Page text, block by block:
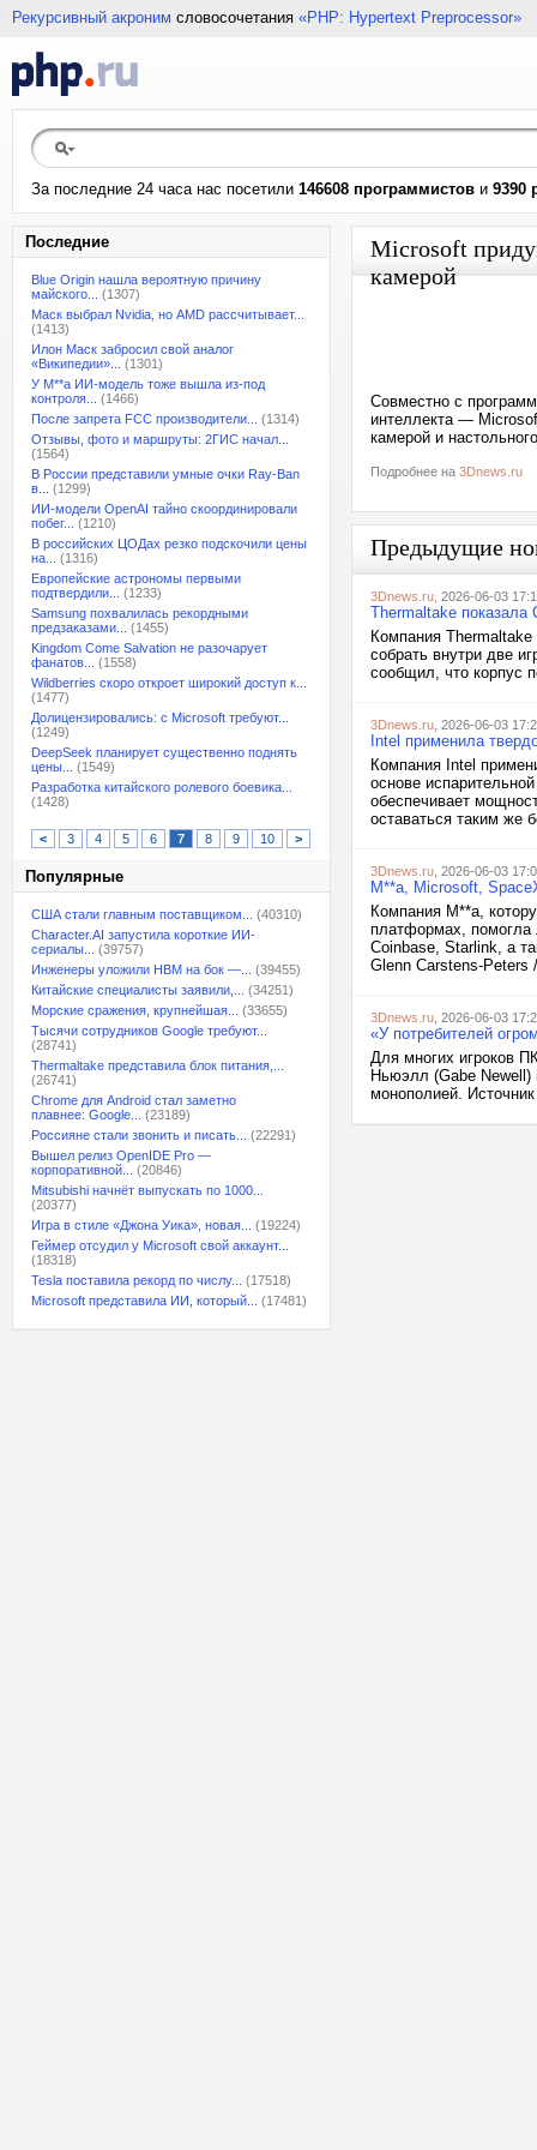
Рекурсивный акроним словосочетания «PHP: Hypertext Preprocessor»
За последние 24 часа нас посетили 146608 программистов и 9390
Последние
Blue Origin нашла вероятную причину
майского...
(1307)
Маск выбрал Nvidia, но AMD рассчитывает...
(1413)
Илон Маск забросил свой аналог
«Википедии»...
(1301)
У M**a ИИ-модель тоже вышла из-под
контроля...
(1466)
После запрета FCC производители...
(1314)
Отзывы, фото и маршруты: 2ГИС начал...
(1564)
В России представили умные очки Ray-Ban
в...
(1299)
ИИ-модели OpenAI тайно скоординировали
побег...
(1210)
В российских ЦОДах резко подскочили цены
на...
(1316)
Европейские астрономы первыми
подтвердили...
(1233)
Samsung похвалилась рекордными
предзаказами...
(1455)
Kingdom Come Salvation не разочарует
фанатов...
(1558)
Wildberries скоро откроет широкий доступ к...
(1477)
Долицензировались: с Microsoft требуют...
(1249)
DeepSeek планирует существенно поднять
цены...
(1549)
Разработка китайского ролевого боевика...
(1428)
< 3 4 5 6 7 8 9 10 >
Популярные
США стали главным поставщиком...
(40310)
Character.AI запустила короткие ИИ-
сериалы...
(39757)
Инженеры уложили HBM на бок —...
(39455)
Китайские специалисты заявили,...
(34251)
Морские сражения, крупнейшая...
(33655)
Тысячи сотрудников Google требуют...
(28741)
Thermaltake представила блок питания,...
(26741)
Chrome для Android стал заметно
плавнее: Google...
(23189)
Россияне стали звонить и писать...
(22291)
Вышел релиз OpenIDE Pro —
корпоративной...
(20846)
Mitsubishi начнёт выпускать по 1000...
(20377)
Игра в стиле «Джона Уика», новая...
(19224)
Геймер отсудил у Microsoft свой аккаунт...
(18318)
Tesla поставила рекорд по числу...
(17518)
Microsoft представила ИИ, который...
(17481)
Microsoft
камерой
Совместно с
интеллекта —
камерой и
Подробнее на 3Dnews.ru
Предыдущие
3Dnews.ru , 2026-06-03
Thermaltake
Компания
собрать внутри две
сообщил, что корпус
3Dnews.ru , 2026-06-03
Intel применила
Компания Intel
основе
обеспечивает
оставаться таким же
3Dnews.ru , 2026-06-03
M**a, Microsoft,
Компания M**a,
платформах, помогла
Coinbase, Starlink, а
Glenn Carstens-Peters
3Dnews.ru , 2026-06-03
«У потребителей
Для многих игроков
Ньюэлл (Gabe Newell)
монополией.